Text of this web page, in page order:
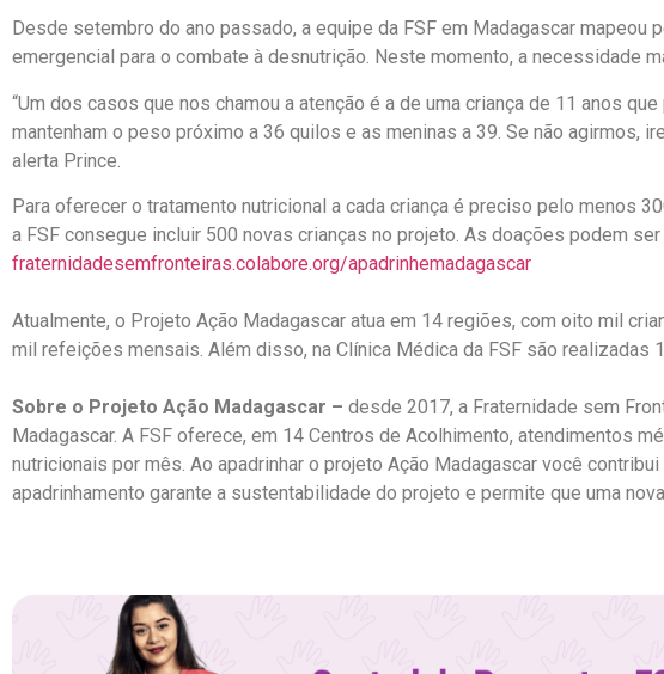
Desde setembro do ano passado, a equipe da FSF em Madagascar
emergencial para o combate à desnutrição. Neste momento, a necessidade
“Um dos casos que nos chamou a atenção é a de uma criança de 11 anos
mantenham o peso próximo a 36 quilos e as meninas a 39. Se não agirmos,
alerta Prince.
Para oferecer o tratamento nutricional a cada criança é preciso pelo menos
a FSF consegue incluir 500 novas crianças no projeto. As doações podem
fraternidadesemfronteiras.colabore.org/apadrinhemadagascar
Atualmente, o Projeto Ação Madagascar atua em 14 regiões, com oito mil
mil refeições mensais. Além disso, na Clínica Médica da FSF são realizadas
Sobre o Projeto Ação Madagascar – desde 2017, a Fraternidade sem
Madagascar. A FSF oferece, em 14 Centros de Acolhimento, atendimentos
nutricionais por mês. Ao apadrinhar o projeto Ação Madagascar você
apadrinhamento garante a sustentabilidade do projeto e permite que uma